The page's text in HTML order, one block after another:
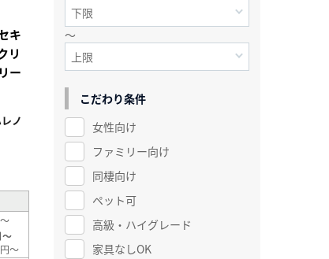
キ
リ
ー
ノ
～
～
こだわり条件
女性向け
ファミリー向け
同棲向け
ペット可
高級・ハイグレード
家具なしOK